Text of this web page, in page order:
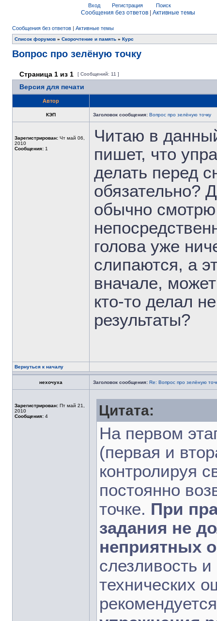
Вход Регистрация Поиск
Сообщения без ответов Активные темы
Сообщения без ответов | Активные темы
Список форумов » Скорочтение и память » Курс
Вопрос про зелёную точку
Страница 1 из 1 [ Сообщений: 11 ]
Версия для печати
Автор
КЭП Заголовок сообщения: Вопрос про зелёную точку
Зарегистрирован: Чт май 06,
2010
Сообщения: 1
Читаю в
пишет, что
делать перед
обязательно?
обычно
голова уже
слипаются, а
вначале,
кто-то делал
результаты?
Вернуться к началу
нехочуха Заголовок сообщения: Re: Вопрос про зелёную
Зарегистрирован: Пт май 21,
2010
Сообщения: 4 Цитата:
На первом
(первая и
контролируя
постоянно
точке. При
задания не
неприятных
слезливость
технических